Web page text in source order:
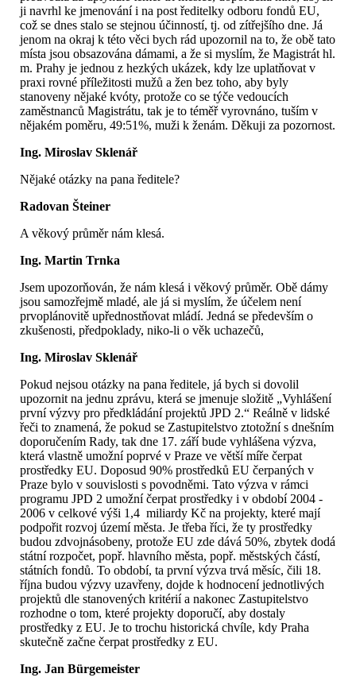
ji navrhl ke jmenování i na post ředitelky odboru fondů EU,
což se dnes stalo se stejnou účinností, tj. od zítřejšího dne. Já
jenom na okraj k této věci bych rád upozornil na to, že obě tato
místa jsou obsazována dámami, a že si myslím, že Magistrát hl.
m. Prahy je jednou z hezkých ukázek, kdy lze uplatňovat v
praxi rovné příležitosti mužů a žen bez toho, aby byly
stanoveny nějaké kvóty, protože co se týče vedoucích
zaměstnanců Magistrátu, tak je to téměř vyrovnáno, tuším v
nějakém poměru, 49:51%, muži k ženám. Děkuji za pozornost.
Ing. Miroslav Sklenář
Nějaké otázky na pana ředitele?
Radovan Šteiner
A věkový průměr nám klesá.
Ing. Martin Trnka
Jsem upozorňován, že nám klesá i věkový průměr. Obě dámy
jsou samozřejmě mladé, ale já si myslím, že účelem není
prvoplánovitě upřednostňovat mládí. Jedná se především o
zkušenosti, předpoklady, niko-li o věk uchazečů,
Ing. Miroslav Sklenář
Pokud nejsou otázky na pana ředitele, já bych si dovolil
upozornit na jednu zprávu, která se jmenuje složitě „Vyhlášení
první výzvy pro předkládání projektů JPD 2.“ Reálně v lidské
řeči to znamená, že pokud se Zastupitelstvo ztotožní s dnešním
doporučením Rady, tak dne 17. září bude vyhlášena výzva,
která vlastně umožní poprvé v Praze ve větší míře čerpat
prostředky EU. Doposud 90% prostředků EU čerpaných v
Praze bylo v souvislosti s povodněmi. Tato výzva v rámci
programu JPD 2 umožní čerpat prostředky i v období 2004 -
2006 v celkové výši 1,4 miliardy Kč na projekty, které mají
podpořit rozvoj území města. Je třeba říci, že ty prostředky
budou zdvojnásobeny, protože EU zde dává 50%, zbytek dodá
státní rozpočet, popř. hlavního města, popř. městských částí,
státních fondů. To období, ta první výzva trvá měsíc, čili 18.
října budou výzvy uzavřeny, dojde k hodnocení jednotlivých
projektů dle stanovených kritérií a nakonec Zastupitelstvo
rozhodne o tom, které projekty doporučí, aby dostaly
prostředky z EU. Je to trochu historická chvíle, kdy Praha
skutečně začne čerpat prostředky z EU.
Ing. Jan Bürgemeister